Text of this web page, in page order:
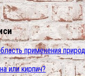
применения
или кирпич?